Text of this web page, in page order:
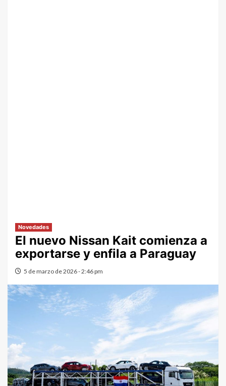
Novedades
El nuevo Nissan Kait comienza a
exportarse y enfila a Paraguay
5 de marzo de 2026 - 2:46 pm